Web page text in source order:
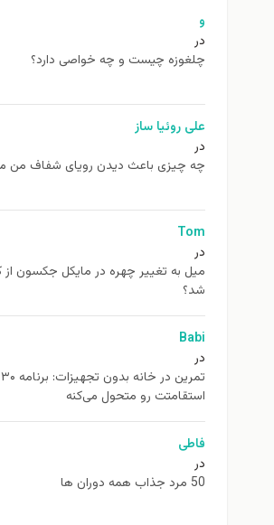
و
در
چلغوزه چیست و چه خواصی دارد؟
علی روئیا ساز
در
چه چیزی باعث دیدن رویای شفاف من
Tom
در
ميل به تغيير چهره در مایکل جکسون
شد؟
Babi
در
استقامتت رو متحول می‌کنه
فاطی
در
50 مرد جذاب همه دوران ها